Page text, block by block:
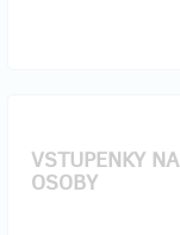
VSTUPENKY
OSOBY